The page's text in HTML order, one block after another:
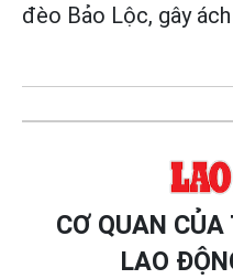
đèo Bảo Lộc, gây
CƠ QUAN
LAO